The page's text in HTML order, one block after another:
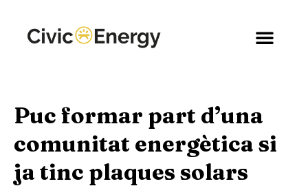
Puc formar part d’una
comunitat energètica si
ja tinc plaques solars